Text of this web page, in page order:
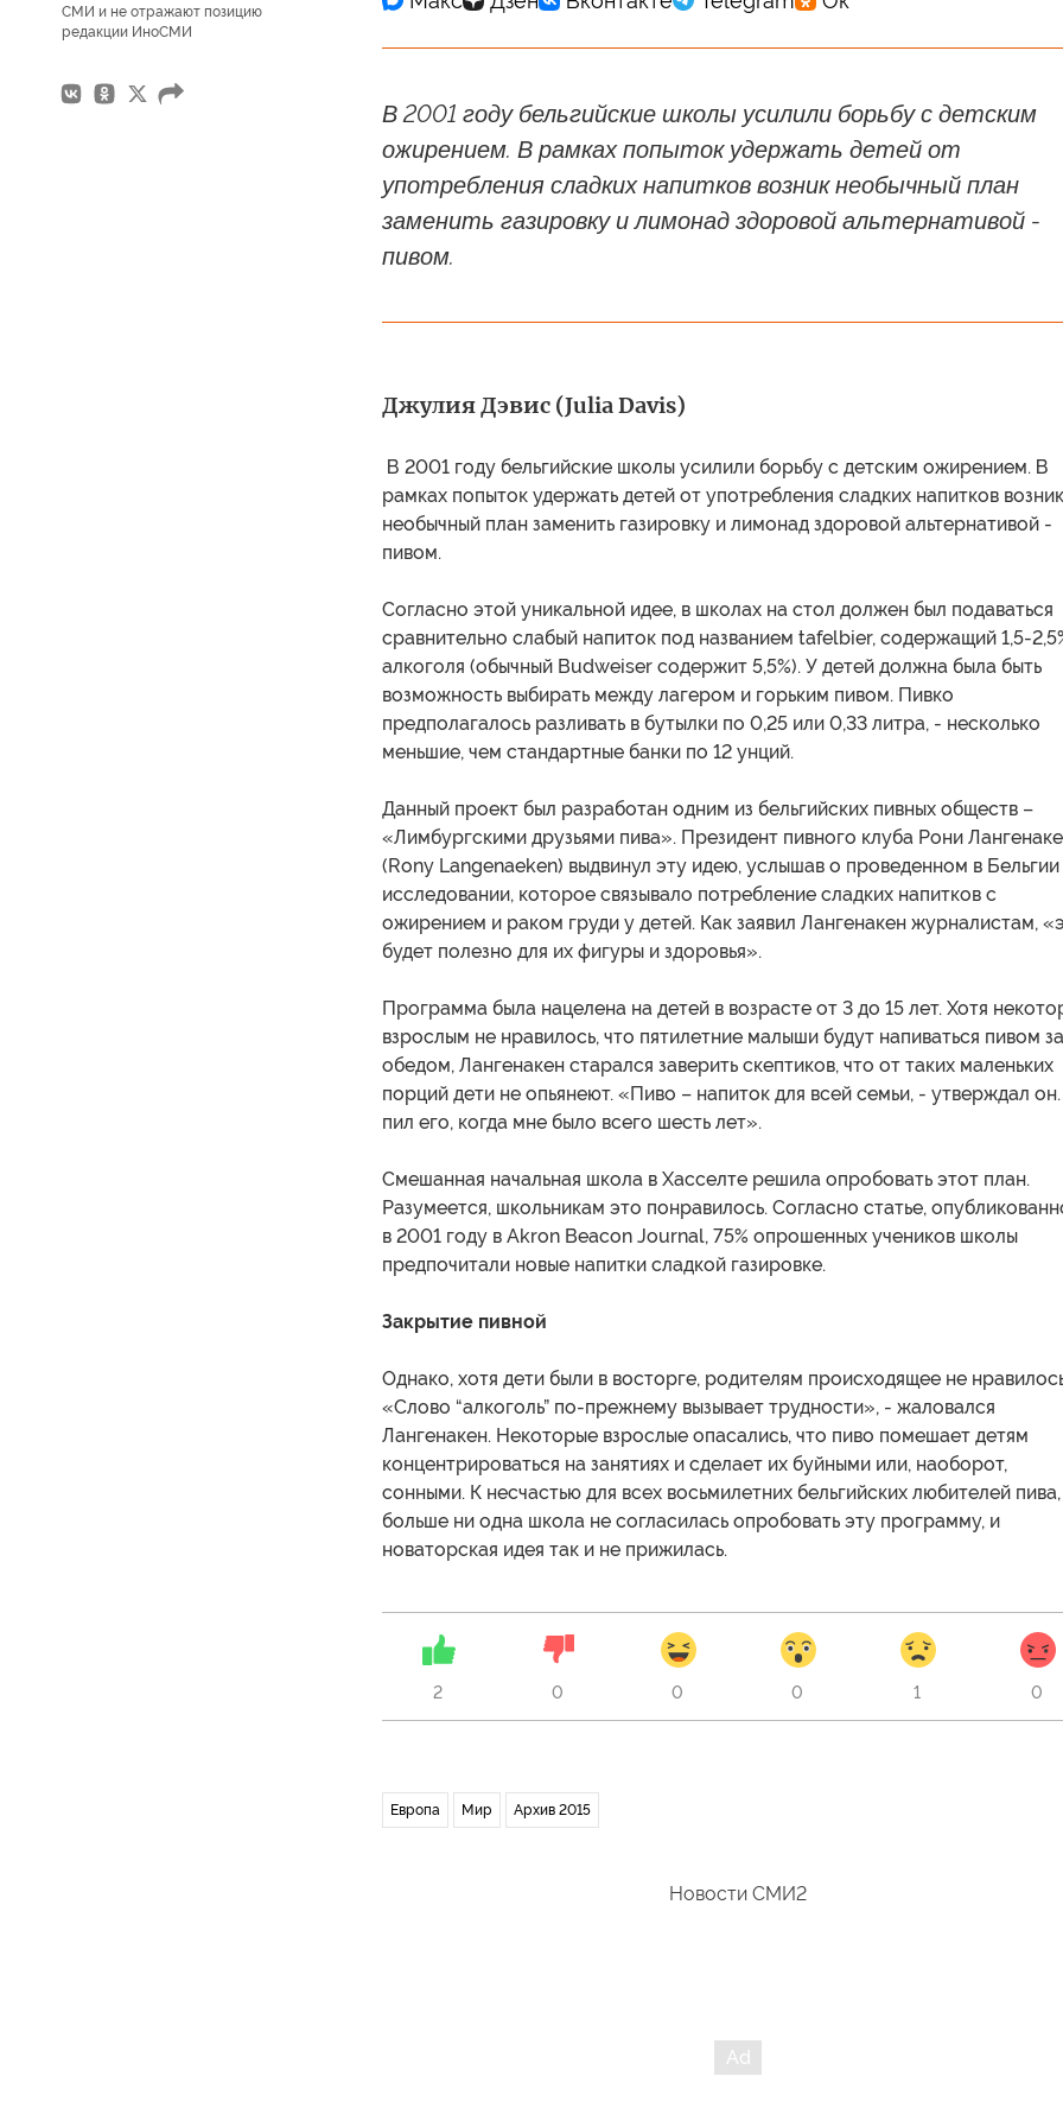
СМИ и не отражают позицию
редакции ИноСМИ
В 2001 году бельгийские школы усилили борьбу с детским
ожирением. В рамках попыток удержать детей от
употребления сладких напитков возник необычный план
заменить газировку и лимонад здоровой альтернативой -
пивом.
Джулия Дэвис (Julia Davis)
В 2001 году бельгийские школы усилили борьбу с детским ожирением. В
рамках попыток удержать детей от употребления сладких напитков возник
необычный план заменить газировку и лимонад здоровой альтернативой -
пивом.
Согласно этой уникальной идее, в школах на стол должен был подаваться
сравнительно слабый напиток под названием tafelbier, содержащий 1,5-
алкоголя (обычный Budweiser содержит 5,5%). У детей должна была быть
возможность выбирать между лагером и горьким пивом. Пивко
предполагалось разливать в бутылки по 0,25 или 0,33 литра, - несколько
меньшие, чем стандартные банки по 12 унций.
Данный проект был разработан одним из бельгийских пивных обществ –
«Лимбургскими друзьями пива». Президент пивного клуба Рони
(Rony Langenaeken) выдвинул эту идею, услышав о проведенном в Бельгии
исследовании, которое связывало потребление сладких напитков с
ожирением и раком груди у детей. Как заявил Лангенакен журналистам,
будет полезно для их фигуры и здоровья».
Программа была нацелена на детей в возрасте от 3 до 15 лет. Хотя
взрослым не нравилось, что пятилетние малыши будут напиваться пивом за
обедом, Лангенакен старался заверить скептиков, что от таких маленьких
порций дети не опьянеют. «Пиво – напиток для всей семьи, - утверждал
пил его, когда мне было всего шесть лет».
Смешанная начальная школа в Хасселте решила опробовать этот план.
Разумеется, школьникам это понравилось. Согласно статье,
в 2001 году в Akron Beacon Journal, 75% опрошенных учеников школы
предпочитали новые напитки сладкой газировке.
Закрытие пивной
Однако, хотя дети были в восторге, родителям происходящее не
«Слово “алкоголь” по-прежнему вызывает трудности», - жаловался
Лангенакен. Некоторые взрослые опасались, что пиво помешает детям
концентрироваться на занятиях и сделает их буйными или, наоборот,
сонными. К несчастью для всех восьмилетних бельгийских любителей пива,
больше ни одна школа не согласилась опробовать эту программу, и
новаторская идея так и не прижилась.
2 0 0 0 1 0
Европа Мир Архив 2015
Новости СМИ2